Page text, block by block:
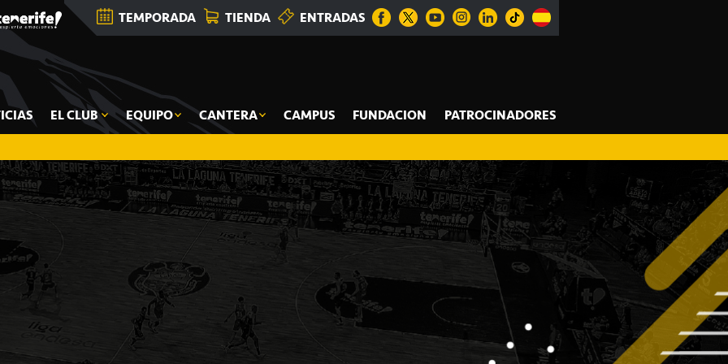
TEMPORADA TIENDA ENTRADAS
EL CLUB EQUIPO CANTERA CAMPUS FUNDACION PATROCINADORES